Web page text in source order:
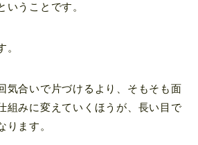
いうことです。
。
気合いで片づけるより、そもそも面
組みに変えていくほうが、長い目で
ります。